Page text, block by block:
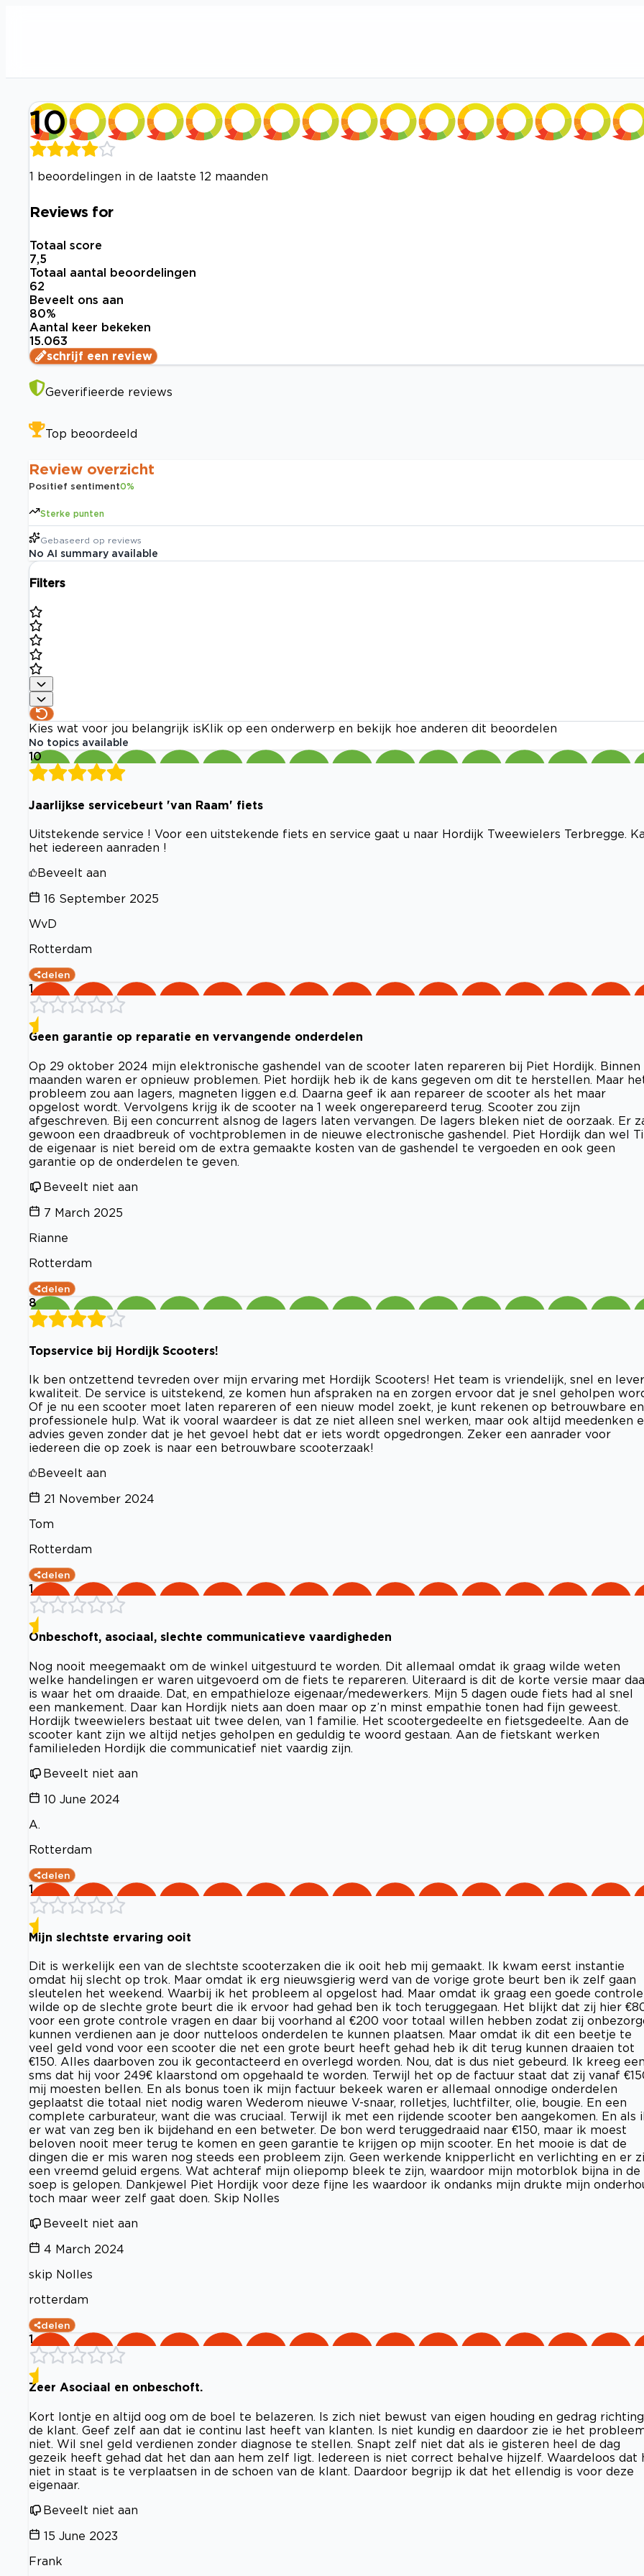
10
1 beoordelingen in de laatste 12 maanden
Reviews for
Totaal score
7,5
Totaal aantal beoordelingen
62
Beveelt ons aan
80%
Aantal keer bekeken
15.063
schrijf een review
Geverifieerde reviews
Top beoordeeld
Review overzicht
Positief sentiment0%
Sterke punten
Gebaseerd op reviews
No AI summary available
Filters
Kies wat voor jou belangrijk is Klik op een onderwerp en bekijk hoe anderen dit beoordelen
No topics available
10
Jaarlijkse servicebeurt 'van Raam' fiets
Uitstekende service ! Voor een uitstekende fiets en service gaat u naar Hordijk Tweewielers Terbregge.
het iedereen aanraden !
Beveelt aan
16 September 2025
WvD
Rotterdam
delen
1
Geen garantie op reparatie en vervangende onderdelen
Op 29 oktober 2024 mijn elektronische gashendel van de scooter laten repareren bij Piet Hordijk. Binnen
maanden waren er opnieuw problemen. Piet hordijk heb ik de kans gegeven om dit te herstellen. Maar
probleem zou aan lagers, magneten liggen e.d. Daarna geef ik aan repareer de scooter als het maar
opgelost wordt. Vervolgens krijg ik de scooter na 1 week ongerepareerd terug. Scooter zou zijn
afgeschreven. Bij een concurrent alsnog de lagers laten vervangen. De lagers bleken niet de oorzaak. Er
gewoon een draadbreuk of vochtproblemen in de nieuwe electronische gashendel. Piet Hordijk dan wel
de eigenaar is niet bereid om de extra gemaakte kosten van de gashendel te vergoeden en ook geen
garantie op de onderdelen te geven.
Beveelt niet aan
7 March 2025
Rianne
Rotterdam
delen
8
Topservice bij Hordijk Scooters!
Ik ben ontzettend tevreden over mijn ervaring met Hordijk Scooters! Het team is vriendelijk, snel en
kwaliteit. De service is uitstekend, ze komen hun afspraken na en zorgen ervoor dat je snel geholpen
Of je nu een scooter moet laten repareren of een nieuw model zoekt, je kunt rekenen op betrouwbare en
professionele hulp. Wat ik vooral waardeer is dat ze niet alleen snel werken, maar ook altijd meedenken
advies geven zonder dat je het gevoel hebt dat er iets wordt opgedrongen. Zeker een aanrader voor
iedereen die op zoek is naar een betrouwbare scooterzaak!
Beveelt aan
21 November 2024
Tom
Rotterdam
delen
1
Onbeschoft, asociaal, slechte communicatieve vaardigheden
Nog nooit meegemaakt om de winkel uitgestuurd te worden. Dit allemaal omdat ik graag wilde weten
welke handelingen er waren uitgevoerd om de fiets te repareren. Uiteraard is dit de korte versie maar
is waar het om draaide. Dat, en empathieloze eigenaar/medewerkers. Mijn 5 dagen oude fiets had al snel
een mankement. Daar kan Hordijk niets aan doen maar op z’n minst empathie tonen had fijn geweest.
Hordijk tweewielers bestaat uit twee delen, van 1 familie. Het scootergedeelte en fietsgedeelte. Aan de
scooter kant zijn we altijd netjes geholpen en geduldig te woord gestaan. Aan de fietskant werken
familieleden Hordijk die communicatief niet vaardig zijn.
Beveelt niet aan
10 June 2024
A.
Rotterdam
delen
1
Mijn slechtste ervaring ooit
Dit is werkelijk een van de slechtste scooterzaken die ik ooit heb mij gemaakt. Ik kwam eerst instantie
omdat hij slecht op trok. Maar omdat ik erg nieuwsgierig werd van de vorige grote beurt ben ik zelf gaan
sleutelen het weekend. Waarbij ik het probleem al opgelost had. Maar omdat ik graag een goede controle
wilde op de slechte grote beurt die ik ervoor had gehad ben ik toch teruggegaan. Het blijkt dat zij hier
voor een grote controle vragen en daar bij voorhand al €200 voor totaal willen hebben zodat zij
kunnen verdienen aan je door nutteloos onderdelen te kunnen plaatsen. Maar omdat ik dit een beetje te
veel geld vond voor een scooter die net een grote beurt heeft gehad heb ik dit terug kunnen draaien tot
€150. Alles daarboven zou ik gecontacteerd en overlegd worden. Nou, dat is dus niet gebeurd. Ik kreeg
sms dat hij voor 249€ klaarstond om opgehaald te worden. Terwijl het op de factuur staat dat zij vanaf
mij moesten bellen. En als bonus toen ik mijn factuur bekeek waren er allemaal onnodige onderdelen
geplaatst die totaal niet nodig waren Wederom nieuwe V-snaar, rolletjes, luchtfilter, olie, bougie. En een
complete carburateur, want die was cruciaal. Terwijl ik met een rijdende scooter ben aangekomen. En als
er wat van zeg ben ik bijdehand en een betweter. De bon werd teruggedraaid naar €150, maar ik moest
beloven nooit meer terug te komen en geen garantie te krijgen op mijn scooter. En het mooie is dat de
dingen die er mis waren nog steeds een probleem zijn. Geen werkende knipperlicht ​e​n verlichting en er
een​ vreemd geluid ergens. Wat achteraf mijn oliepomp ​bleek te zijn, waardoor mijn motorblok​ bijna in de
soep is ​g​elopen. Dankjewel Piet Hordijk​ voor deze fijne les waardoor ik ondanks mijn drukte mijn
toch maar weer zelf gaat doen. Skip Nolles
Beveelt niet aan
4 March 2024
skip Nolles
rotterdam
delen
1
Zeer Asociaal en onbeschoft.
Kort lontje en altijd oog om de boel te belazeren. Is zich niet bewust van eigen houding en gedrag richting
de klant. Geef zelf aan dat ie continu last heeft van klanten. Is niet kundig en daardoor zie ie het
niet. Wil snel geld verdienen zonder diagnose te stellen. Snapt zelf niet dat als ie gisteren heel de dag
gezeik heeft gehad dat het dan aan hem zelf ligt. Iedereen is niet correct behalve hijzelf. Waardeloos dat
niet in staat is te verplaatsen in de schoen van de klant. Daardoor begrijp ik dat het ellendig is voor deze
eigenaar.
Beveelt niet aan
15 June 2023
Frank